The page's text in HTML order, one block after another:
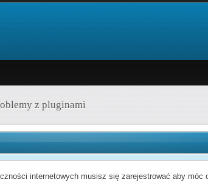
z pluginami
internetowych musisz się zarejestrować aby